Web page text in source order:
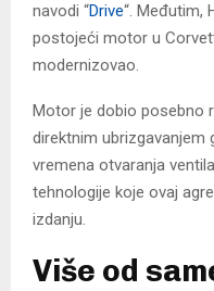
navodi “Drive“. Međutim,
postojeći motor u
modernizovao.
Motor je dobio posebno
direktnim ubrizgavanjem
vremena otvaranja
tehnologije koje ovaj
izdanju.
Više od